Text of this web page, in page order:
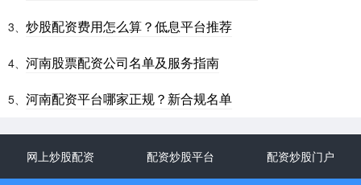
3、 炒股配资费用怎么算？低息平台推荐
4、 河南股票配资公司名单及服务指南
5、 河南配资平台哪家正规？新合规名单
网上炒股配资 配资炒股平台 配资炒股门户